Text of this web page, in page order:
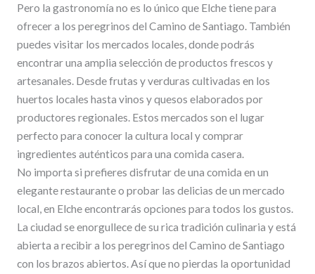
Pero la gastronomía no es lo único que Elche tiene para
ofrecer a los peregrinos del Camino de Santiago. También
puedes visitar los mercados locales, donde podrás
encontrar una amplia selección de productos frescos y
artesanales. Desde frutas y verduras cultivadas en los
huertos locales hasta vinos y quesos elaborados por
productores regionales. Estos mercados son el lugar
perfecto para conocer la cultura local y comprar
ingredientes auténticos para una comida casera.
No importa si prefieres disfrutar de una comida en un
elegante restaurante o probar las delicias de un mercado
local, en Elche encontrarás opciones para todos los gustos.
La ciudad se enorgullece de su rica tradición culinaria y está
abierta a recibir a los peregrinos del Camino de Santiago
con los brazos abiertos. Así que no pierdas la oportunidad